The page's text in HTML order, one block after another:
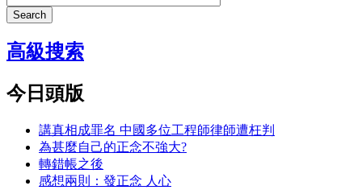
Search
高級搜索
今日頭版
講真相成罪名 中國多位工程師律師遭枉判
為甚麼自己的正念不強大?
轉錯帳之後
感想兩則：發正念 人心